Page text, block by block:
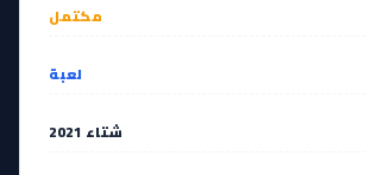
مكتمل
لعبة
شتاء 2021